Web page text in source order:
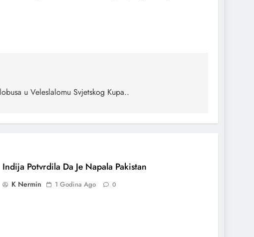
u Veleslalomu Svjetskog Kupa..
Indija Potvrdila Da Je Napala Pakistan
K Nermin 1 Godina Ago 0